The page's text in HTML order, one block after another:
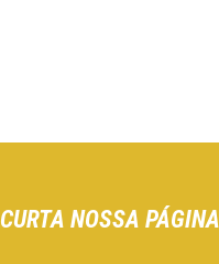
CURTA NOSSA PÁGINA